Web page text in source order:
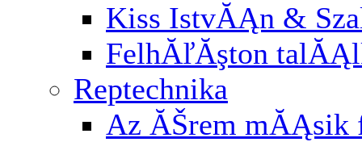
Kiss IstvĂĄn &
FelhĂľĂşton
Reptechnika
Az ĂŠrem mĂĄsik